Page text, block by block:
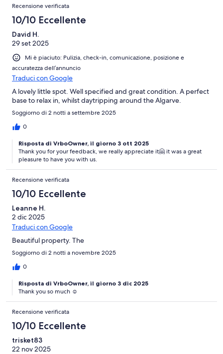
Recensione verificata
10/10 Eccellente
David H.
29 set 2025
Mi è piaciuto: Pulizia, check-in, comunicazione, posizione e
accuratezza dell’annuncio
Traduci con Google
A lovely little spot. Well specified and great condition. A perfect
base to relax in, whilst daytripping around the Algarve.
Soggiorno di 2 notti a settembre 2025
0
Risposta di VrboOwner, il giorno 3 ott 2025
Thank you for your feedback, we really appreciate it🤗 it was a great
pleasure to have you with us.
Recensione verificata
10/10 Eccellente
Leanne H.
2 dic 2025
Traduci con Google
Beautiful property. The
Soggiorno di 2 notti a novembre 2025
0
Risposta di VrboOwner, il giorno 3 dic 2025
Thank you so much ☺️
Recensione verificata
10/10 Eccellente
trisket83
22 nov 2025